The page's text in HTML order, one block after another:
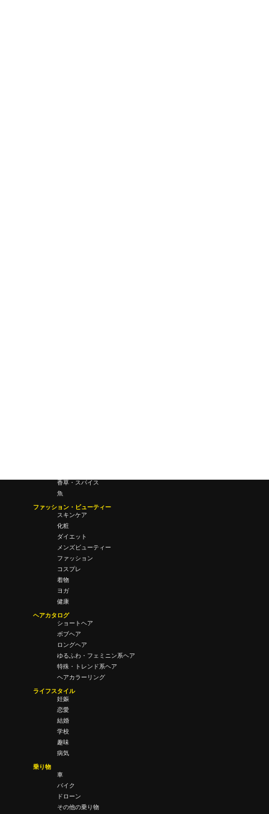
香草・スパイス
魚
ファッション・ビューティー
スキンケア
化粧
ダイエット
メンズビューティー
ファッション
コスプレ
着物
ヨガ
健康
ヘアカタログ
ショートヘア
ボブヘア
ロングヘア
ゆるふわ・フェミニン系ヘア
特殊・トレンド系ヘア
ヘアカラーリング
ライフスタイル
妊娠
恋愛
結婚
学校
趣味
病気
乗り物
車
バイク
ドローン
その他の乗り物